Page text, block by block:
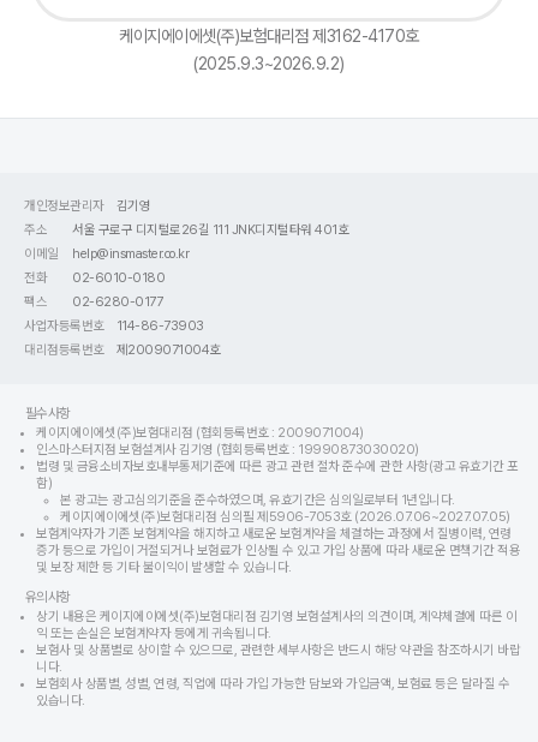
케이지에이에셋(주)보험대리점 제3162-4170호
(2025.9.3~2026.9.2)
개인정보관리자
김기영
주소
서울 구로구 디지털로26길 111 JNK디지털타워 401호
이메일
help@insmaster.co.kr
전화
02-6010-0180
팩스
02-6280-0177
사업자등록번호
114-86-73903
대리점등록번호
제2009071004호
필수사항
케이지에이에셋(주)보험대리점 (협회등록번호 : 2009071004)
인스마스터지점 보험설계사 김기영 (협회등록번호 : 19990873030020)
법령 및 금융소비자보호내부통제기준에 따른 광고 관련 절차 준수에 관한 사항(광고 유효기간 포
함)
본 광고는 광고심의기준을 준수하였으며, 유효기간은 심의일로부터 1년입니다.
케이지에이에셋(주)보험대리점 심의필 제5906-7053호 (2026.07.06~2027.07.05)
보험계약자가 기존 보험계약을 해지하고 새로운 보험계약을 체결하는 과정에서 질병이력, 연령
증가 등으로 가입이 거절되거나 보험료가 인상될 수 있고 가입 상품에 따라 새로운 면책기간 적용
및 보장 제한 등 기타 불이익이 발생할 수 있습니다.
유의사항
상기 내용은 케이지에이에셋(주)보험대리점 김기영 보험설계사의 의견이며, 계약체결에 따른 이
익 또는 손실은 보험계약자 등에게 귀속됩니다.
보험사 및 상품별로 상이할 수 있으므로, 관련한 세부사항은 반드시 해당 약관을 참조하시기 바랍
니다.
보험회사 상품별, 성별, 연령, 직업에 따라 가입 가능한 담보와 가입금액, 보험료 등은 달라질 수
있습니다.